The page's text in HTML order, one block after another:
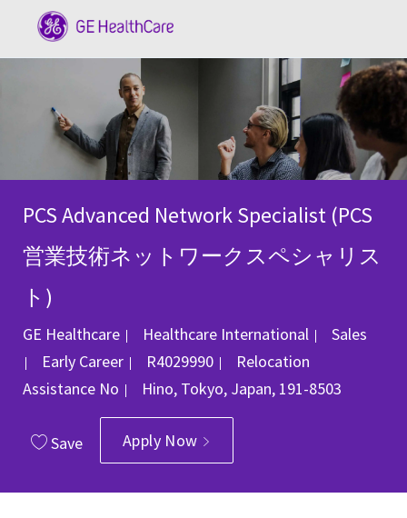
PCS Advanced Network Specialist (PCS
営業技術ネットワークスペシャリス
ト)
GE Healthcare Healthcare International Category
Sales
Early Career
Job Id
R4029990
Relocation
Assistance No Location
Hino, Tokyo, Japan, 191-8503
Save Apply Now